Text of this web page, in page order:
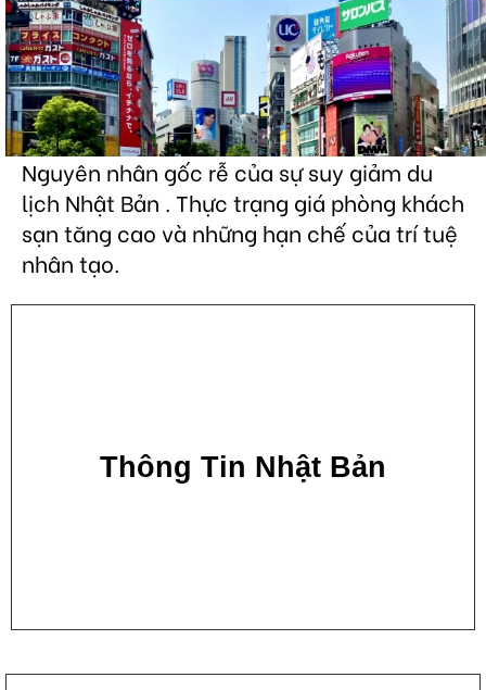
Nguyên nhân gốc rễ của sự suy giảm du
lịch Nhật Bản . Thực trạng giá phòng khách
sạn tăng cao và những hạn chế của trí tuệ
nhân tạo.
Thông Tin Nhật Bản